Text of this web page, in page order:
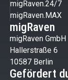
migRaven.24/7
migRaven.MAX
migRaven
migRaven GmbH
Hallerstraße 6
10587 Berlin
Gefördert